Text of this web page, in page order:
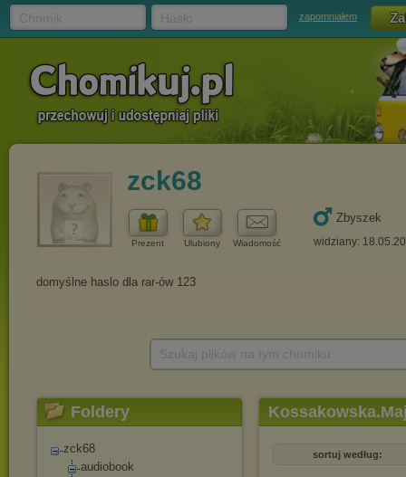
zapomniałem
zck68
Prezent Ulubiony Wiadomość
Zbyszek
widziany:
Foldery
zck68
audiobook
sortuj według: